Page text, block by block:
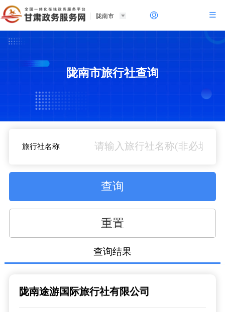
陇南市
陇南市旅行社查询
旅行社名称
查询
重置
查询结果
陇南途游国际旅行社有限公司